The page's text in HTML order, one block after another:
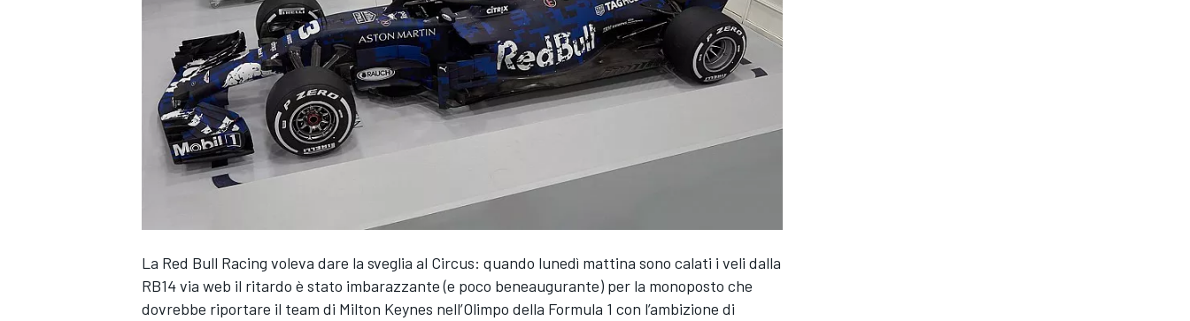
La Red Bull Racing voleva dare la sveglia al Circus: quando lunedì mattina sono calati i veli dalla
RB14 via web il ritardo è stato imbarazzante (e poco beneaugurante) per la monoposto che
dovrebbe riportare il team di Milton Keynes nell’Olimpo della Formula 1 con l’ambizione di